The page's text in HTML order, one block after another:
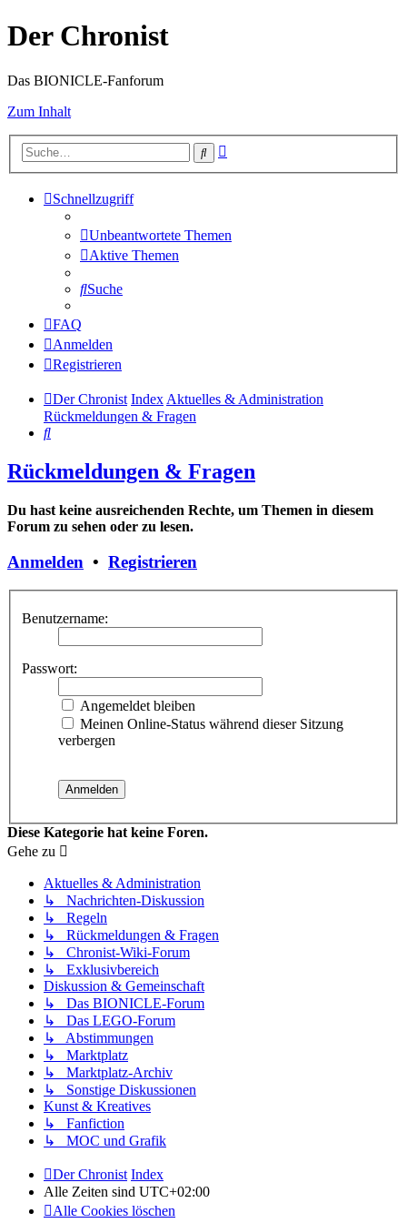
Der Chronist
Das BIONICLE-Fanforum
Zum Inhalt
Suche
Schnellzugriff
Unbeantwortete Themen
Aktive Themen
Suche
FAQ
Anmelden
Registrieren
Der Chronist IndexAktuelles & Administration
Rückmeldungen & Fragen
Suche
Rückmeldungen & Fragen
Du hast keine ausreichenden Rechte, um Themen in diesem
Forum zu sehen oder zu lesen.
Anmelden • Registrieren
Benutzername:
Passwort:
Angemeldet bleiben
Meinen Online-Status während dieser Sitzung
verbergen
Diese Kategorie hat keine Foren.
Gehe zu
Aktuelles & Administration
↳ Nachrichten-Diskussion
↳ Regeln
↳ Rückmeldungen & Fragen
↳ Chronist-Wiki-Forum
↳ Exklusivbereich
Diskussion & Gemeinschaft
↳ Das BIONICLE-Forum
↳ Das LEGO-Forum
↳ Abstimmungen
↳ Marktplatz
↳ Marktplatz-Archiv
↳ Sonstige Diskussionen
Kunst & Kreatives
↳ Fanfiction
↳ MOC und Grafik
Der Chronist Index
Alle Zeiten sind UTC+02:00
Alle Cookies löschen